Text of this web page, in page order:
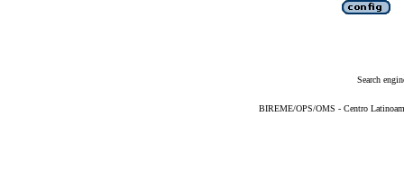
Search
BIREME/OPS/OMS - Centro